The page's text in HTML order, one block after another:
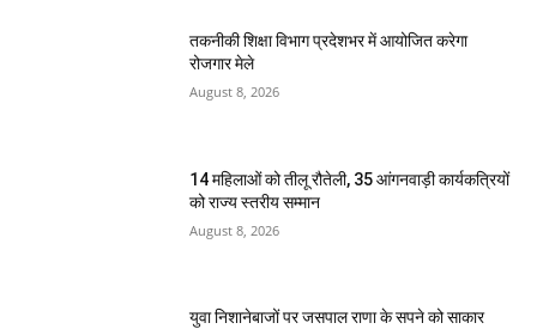
तकनीकी शिक्षा विभाग प्रदेशभर में आयोजित करेगा
रोजगार मेले
August 8, 2026
14 महिलाओं को तीलू रौतेली, 35 आंगनवाड़ी कार्यकत्रियों
को राज्य स्तरीय सम्मान
August 8, 2026
युवा निशानेबाजों पर जसपाल राणा के सपने को साकार